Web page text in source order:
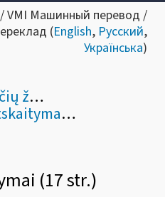
VMI Машинный перевод /
(English, Русский,
Українська)
(PMĮ V, VI skyriai)
(17 str.)